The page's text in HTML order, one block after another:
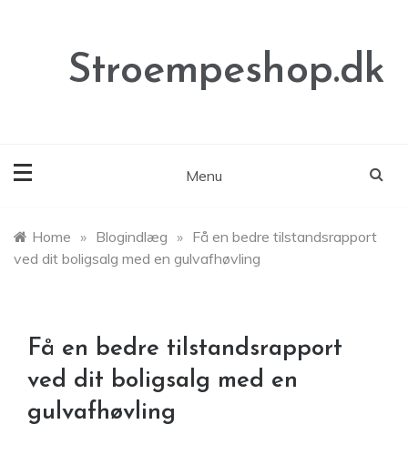
Stroempeshop.dk
Menu
Home » Blogindlæg » Få en bedre tilstandsrapport
ved dit boligsalg med en gulvafhøvling
Få en bedre tilstandsrapport
ved dit boligsalg med en
gulvafhøvling